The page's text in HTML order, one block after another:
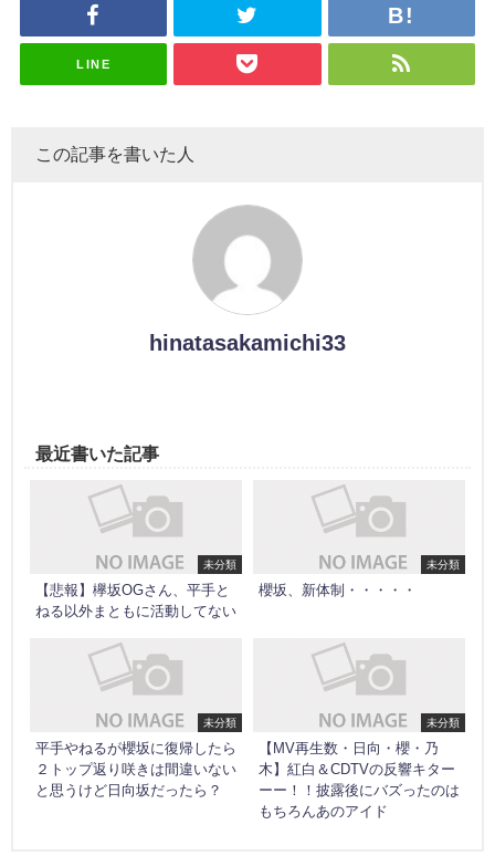
LINE
この記事を書いた人
hinatasakamichi33
最近書いた記事
未分類
【悲報】欅坂OGさん、平手と
ねる以外まともに活動してない
未分類
櫻坂、新体制・・・・・
未分類
平手やねるが櫻坂に復帰したら
２トップ返り咲きは間違いない
と思うけど日向坂だったら？
未分類
【MV再生数・日向・櫻・乃
木】紅白＆CDTVの反響キター
ーー！！披露後にバズったのは
もちろんあのアイド